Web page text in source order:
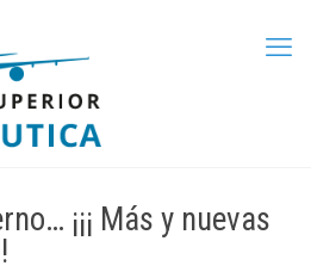
¡¡¡ Más y nuevas